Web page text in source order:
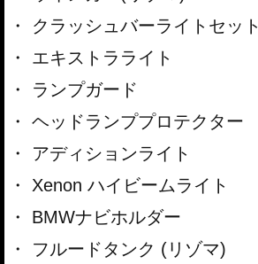
クラッシュバーライトセット
エキストラライト
ランプガード
ヘッドランププロテクター
アディションライト
Xenon ハイビームライト
BMWナビホルダー
フルードタンク (リゾマ)